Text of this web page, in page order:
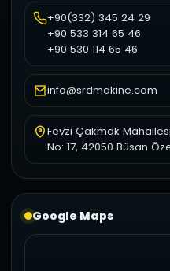
+90(332) 345 24 29
+90 533 314 65 46
+90 530 114 65 46
info@srdmakine.com
Fevzi Çakmak
No: 17, 42050 Büsan
Google Maps